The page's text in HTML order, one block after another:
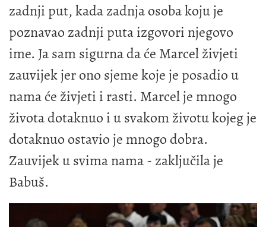
zadnji put, kada zadnja osoba koju je
poznavao zadnji puta izgovori njegovo
ime. Ja sam sigurna da će Marcel živjeti
zauvijek jer ono sjeme koje je posadio u
nama će živjeti i rasti. Marcel je mnogo
života dotaknuo i u svakom životu kojeg je
dotaknuo ostavio je mnogo dobra.
Zauvijek u svima nama - zaključila je
Babuš.